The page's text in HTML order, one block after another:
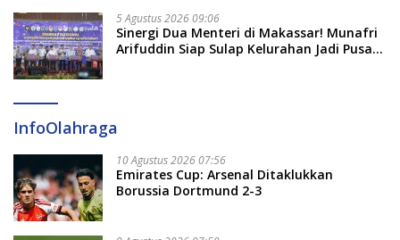
5 Agustus 2026 09:06
Sinergi Dua Menteri di Makassar! Munafri
Arifuddin Siap Sulap Kelurahan Jadi Pusat
InfoOlahraga
10 Agustus 2026 07:56
Emirates Cup: Arsenal Ditaklukkan
Borussia Dortmund 2-3